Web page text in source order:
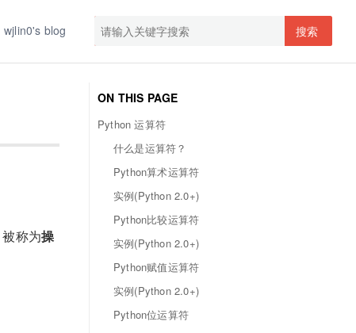
搜索
wjlin0's blog
ON THIS PAGE
Python 运算符
什么是运算符？
Python算术运算符
实例(Python 2.0+)
Python比较运算符
实例(Python 2.0+)
Python赋值运算符
实例(Python 2.0+)
Python位运算符
被称为操